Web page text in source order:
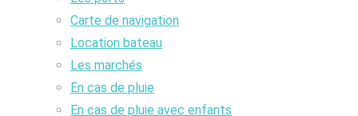
Carte de navigation
Location bateau
Les marchés
En cas de pluie
En cas de pluie avec enfants